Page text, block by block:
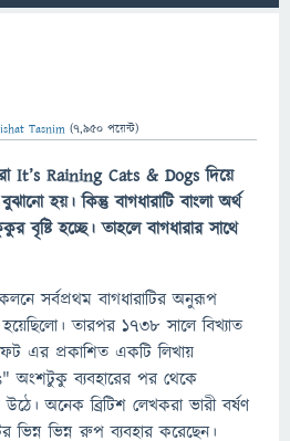
Tasnim (7,950 পয়েন্ট)
It’s Raining Cats & Dogs দিয়ে
হয়। কিন্তু বাগধারাটি বাংলা অর্থ
বৃষ্টি হচ্ছে। তাহলে বাগধারার সাথে
সর্বপ্রথম বাগধারাটির অনুরূপ
তারপর ১৭৩৮ সালে বিখ্যাত
এর প্রকাশিত একটি লিখায়
অংশটুকু ব্যবহারের পর থেকে
উঠে। অনেক ব্রিটিশ লেখকরা ভারী বর্ষণ
ভিন্ন ভিন্ন রুপ ব্যবহার করেছেন।